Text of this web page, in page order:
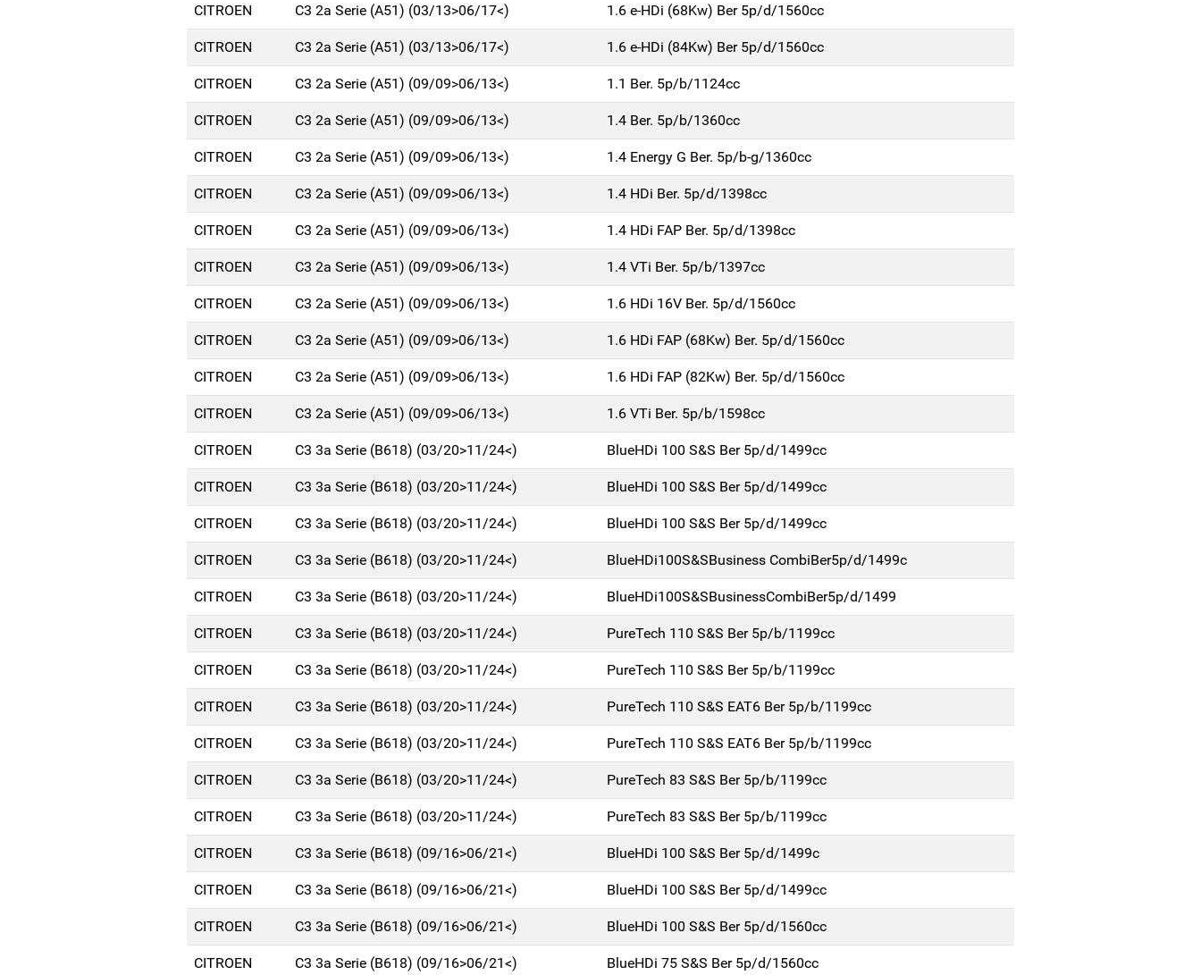
CITROEN C3 2a Serie (A51) (03/13>06/17<) 1.6 e-HDi (68Kw) Ber 5p/d/1560cc
CITROEN C3 2a Serie (A51) (03/13>06/17<) 1.6 e-HDi (84Kw) Ber 5p/d/1560cc
CITROEN C3 2a Serie (A51) (09/09>06/13<) 1.1 Ber. 5p/b/1124cc
CITROEN C3 2a Serie (A51) (09/09>06/13<) 1.4 Ber. 5p/b/1360cc
CITROEN C3 2a Serie (A51) (09/09>06/13<) 1.4 Energy G Ber. 5p/b-g/1360cc
CITROEN C3 2a Serie (A51) (09/09>06/13<) 1.4 HDi Ber. 5p/d/1398cc
CITROEN C3 2a Serie (A51) (09/09>06/13<) 1.4 HDi FAP Ber. 5p/d/1398cc
CITROEN C3 2a Serie (A51) (09/09>06/13<) 1.4 VTi Ber. 5p/b/1397cc
CITROEN C3 2a Serie (A51) (09/09>06/13<) 1.6 HDi 16V Ber. 5p/d/1560cc
CITROEN C3 2a Serie (A51) (09/09>06/13<) 1.6 HDi FAP (68Kw) Ber. 5p/d/1560cc
CITROEN C3 2a Serie (A51) (09/09>06/13<) 1.6 HDi FAP (82Kw) Ber. 5p/d/1560cc
CITROEN C3 2a Serie (A51) (09/09>06/13<) 1.6 VTi Ber. 5p/b/1598cc
CITROEN C3 3a Serie (B618) (03/20>11/24<) BlueHDi 100 S&S Ber 5p/d/1499cc
CITROEN C3 3a Serie (B618) (03/20>11/24<) BlueHDi 100 S&S Ber 5p/d/1499cc
CITROEN C3 3a Serie (B618) (03/20>11/24<) BlueHDi 100 S&S Ber 5p/d/1499cc
CITROEN C3 3a Serie (B618) (03/20>11/24<) BlueHDi100S&SBusiness CombiBer5p/d/1499c
CITROEN C3 3a Serie (B618) (03/20>11/24<) BlueHDi100S&SBusinessCombiBer5p/d/1499
CITROEN C3 3a Serie (B618) (03/20>11/24<) PureTech 110 S&S Ber 5p/b/1199cc
CITROEN C3 3a Serie (B618) (03/20>11/24<) PureTech 110 S&S Ber 5p/b/1199cc
CITROEN C3 3a Serie (B618) (03/20>11/24<) PureTech 110 S&S EAT6 Ber 5p/b/1199cc
CITROEN C3 3a Serie (B618) (03/20>11/24<) PureTech 110 S&S EAT6 Ber 5p/b/1199cc
CITROEN C3 3a Serie (B618) (03/20>11/24<) PureTech 83 S&S Ber 5p/b/1199cc
CITROEN C3 3a Serie (B618) (03/20>11/24<) PureTech 83 S&S Ber 5p/b/1199cc
CITROEN C3 3a Serie (B618) (09/16>06/21<) BlueHDi 100 S&S Ber 5p/d/1499c
CITROEN C3 3a Serie (B618) (09/16>06/21<) BlueHDi 100 S&S Ber 5p/d/1499cc
CITROEN C3 3a Serie (B618) (09/16>06/21<) BlueHDi 100 S&S Ber 5p/d/1560cc
CITROEN C3 3a Serie (B618) (09/16>06/21<) BlueHDi 75 S&S Ber 5p/d/1560cc